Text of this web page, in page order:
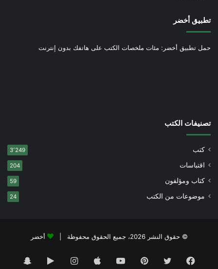
تطبيق أخضر
حمل تطبيق أخضر: مئات ملخصات الكتب على هاتفك بدون إنترنت
تصنيفات الكتب
كتب 3٬249
اقتباسات 204
كتاب ومؤلفون 59
موضوعات من الكتب 24
© حقوق النشر 2026، جميع الحقوق محفوظة | أخضر
فيسبوك تويتر بينتيريستيوتيوب انستقرام‏Googleسناب